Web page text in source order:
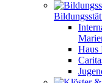
Haus